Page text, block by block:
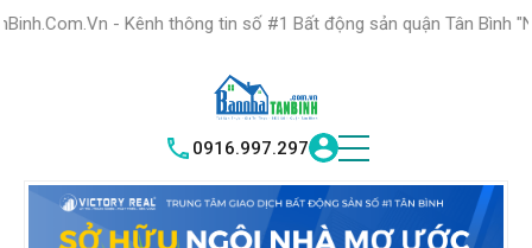
- Kênh thông tin số #1 Bất động sản quận Tân Bình "Nơi bạn
0916.997.297
HỆ THỐNG TRUNG TÂM GIAO DỊCH BĐS TỐT NHẤT QUẬN
TÂN BÌNH VICTORY REAL TÌM HIỂU NGAY|